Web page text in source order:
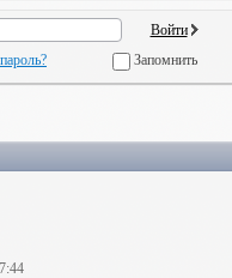
Запомнить